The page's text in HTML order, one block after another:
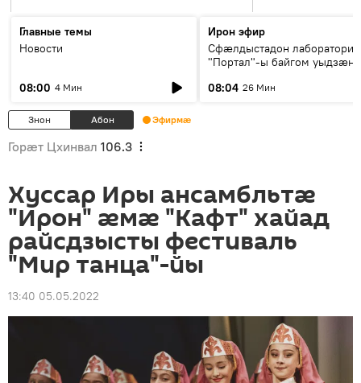
Главные темы
Новости
08:00 4 Мин
Ирон эфир
Сфæлдыстадон лаборатори
"Портал"-ы байгом уыдзæн
Æхсары куыстыты равдыст
08:04 26 Мин
Знон Абон Эфирмæ
Горӕт Цхинвал 106.3
Хуссар Иры ансамбльтӕ
"Ирон" ӕмӕ "Кафт" хайад
райсдзысты фестиваль
"Мир танца"-йы
13:40 05.05.2022